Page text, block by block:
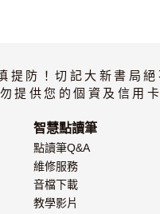
提防！切記大新書局
提供您的個資及信用
智慧點讀筆
點讀筆Q&A
維修服務
音檔下載
教學影片